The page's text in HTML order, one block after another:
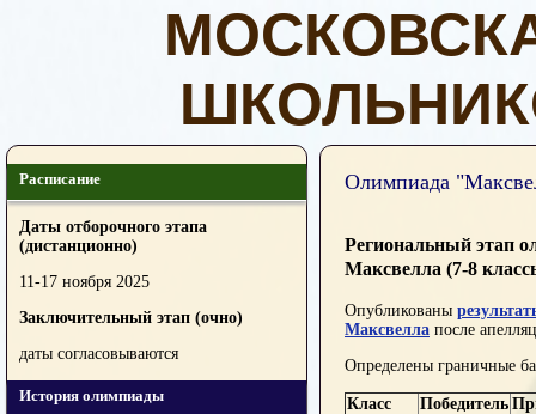
Расписание
Даты отборочного этапа
(дистанционно)
11-17 ноября 2025
Заключительный этап (очно)
даты согласовываются
История олимпиады
Олимпиада
Региональный этап
Максвелла (7-8
Опубликованы
Максвелла после
Определены граничные
Класс Победитель